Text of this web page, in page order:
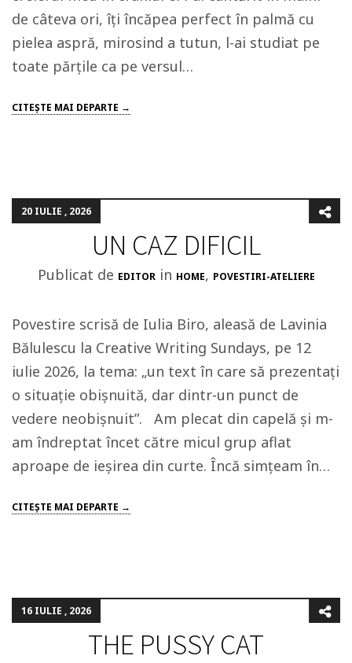
de câteva ori, îți încăpea perfect în palmă cu
pielea aspră, mirosind a tutun, l-ai studiat pe
toate părțile ca pe versul…
CITEŞTE MAI DEPARTE →
20 IULIE , 2026
UN CAZ DIFICIL
Publicat de EDITOR in HOME, POVESTIRI-ATELIERE
Povestire scrisă de Iulia Biro, aleasă de Lavinia
Bălulescu la Creative Writing Sundays, pe 12
iulie 2026, la tema: „un text în care să prezentați
o situație obișnuită, dar dintr-un punct de
vedere neobișnuit”. Am plecat din capelă și m-
am îndreptat încet către micul grup aflat
aproape de ieșirea din curte. Încă simțeam în…
CITEŞTE MAI DEPARTE →
16 IULIE , 2026
THE PUSSY CAT